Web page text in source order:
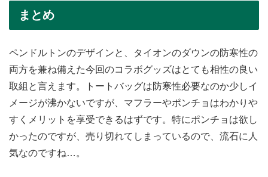
まとめ
ペンドルトンのデザインと、タイオンのダウンの防寒性の
両方を兼ね備えた今回のコラボグッズはとても相性の良い
取組と言えます。トートバッグは防寒性必要なのか少しイ
メージが沸かないですが、マフラーやポンチョはわかりや
すくメリットを享受できるはずです。特にポンチョは欲し
かったのですが、売り切れてしまっているので、流石に人
気なのですね…。